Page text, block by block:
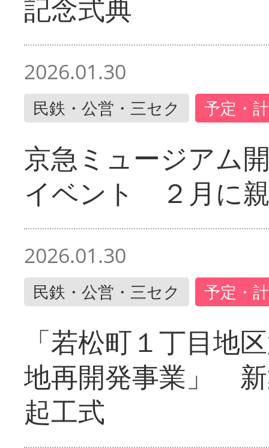
記念式典
2026.01.30
民鉄・公営・三セク 予定・
京急ミュージアム
イベント ２月に
2026.01.30
民鉄・公営・三セク 予定・
「若松町１丁目地
地再開発事業」
起工式